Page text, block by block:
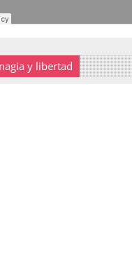
y libertad